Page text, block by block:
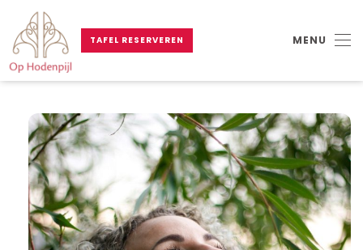
Skip to main content
TAFEL RESERVEREN MENU